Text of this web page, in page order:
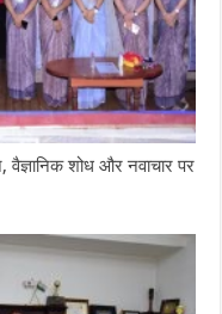
शोध और नवाचार पर